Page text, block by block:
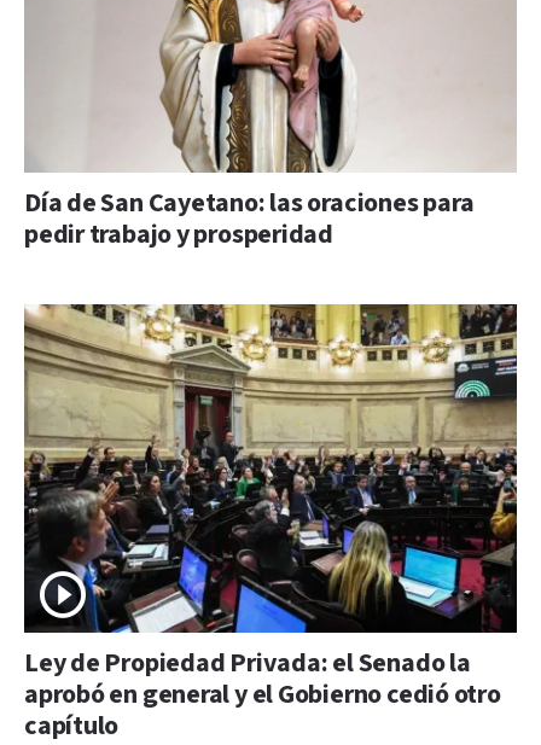
Día de San Cayetano: las oraciones para
pedir trabajo y prosperidad
Ley de Propiedad Privada: el Senado la
aprobó en general y el Gobierno cedió otro
capítulo